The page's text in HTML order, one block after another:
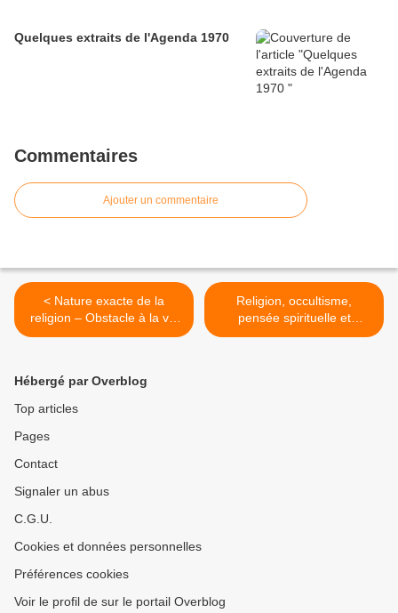
Quelques extraits de l'Agenda 1970
Commentaires
Ajouter un commentaire
< Nature exacte de la
religion – Obstacle à la vie
spirituelle ?
Religion, occultisme,
pensée spirituelle et
réalisation spirituelle >
Hébergé par Overblog
Top articles
Pages
Contact
Signaler un abus
C.G.U.
Cookies et données personnelles
Préférences cookies
Voir le profil de sur le portail Overblog